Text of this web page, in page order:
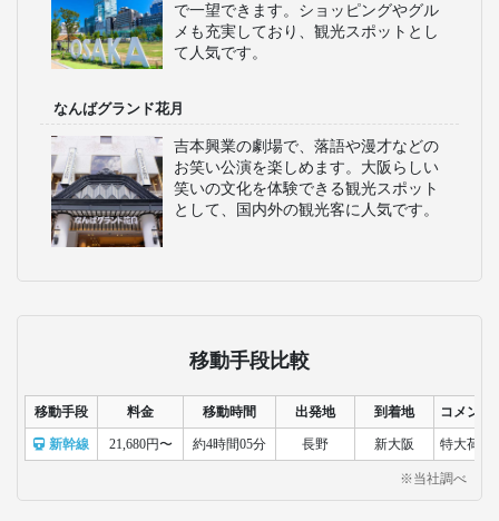
で一望できます。ショッピングやグル
メも充実しており、観光スポットとし
て人気です。
なんばグランド花月
吉本興業の劇場で、落語や漫才などの
お笑い公演を楽しめます。大阪らしい
笑いの文化を体験できる観光スポット
として、国内外の観光客に人気です。
移動手段比較
移動手段 料金 移動時間 出発地 到着地 コメント
新幹線 21,680円〜 約4時間05分 長野 新大阪 特大荷物
※当社調べ